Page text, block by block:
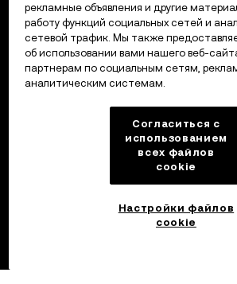
рекламные объявления и другие
работу функций социальных сетей и
сетевой трафик. Мы также
об использовании вами нашего веб-
партнерам по социальным сетям,
аналитическим системам.
Согласиться с
использованием
всех файлов
cookie
Настройки файлов
cookie